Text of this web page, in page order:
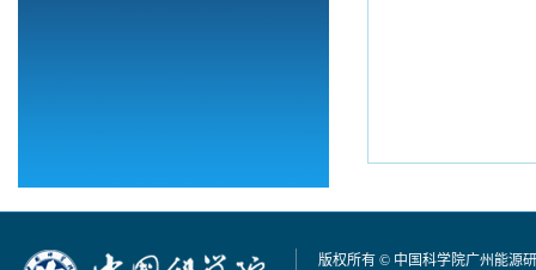
版权所有 © 中国科学院广州能源